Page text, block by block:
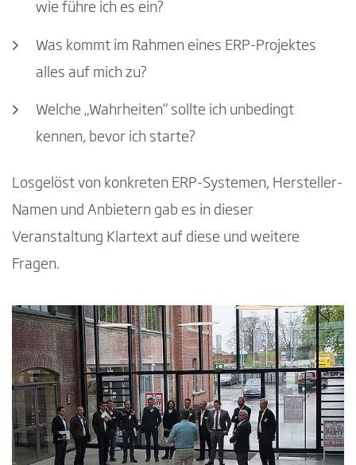
wie führe ich es ein?
Was kommt im Rahmen eines ERP-Projektes
alles auf mich zu?
Welche „Wahrheiten“ sollte ich unbedingt
kennen, bevor ich starte?
Losgelöst von konkreten ERP-Systemen, Hersteller-
Namen und Anbietern gab es in dieser
Veranstaltung Klartext auf diese und weitere
Fragen.